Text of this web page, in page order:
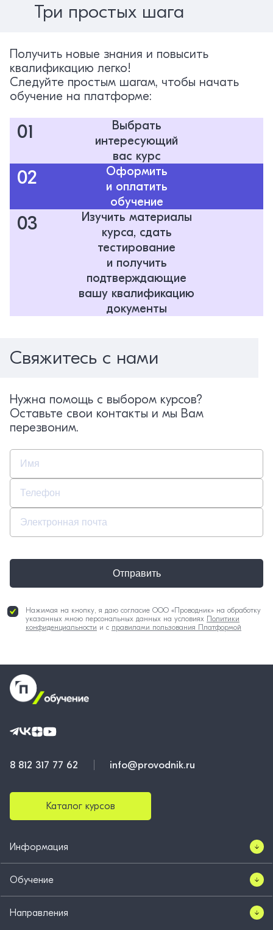
Три простых шага
Получить новые знания и повысить
квалификацию легко!
Следуйте простым шагам, чтобы начать
обучение на платформе:
01
Выбрать
интересующий
вас курс
02
Оформить
и оплатить
обучение
03
Изучить материалы
курса, сдать
тестирование
и получить
подтверждающие
вашу квалификацию
документы
Свяжитесь с нами
Нужна помощь с выбором курсов?
Оставьте свои контакты и мы Вам
перезвоним.
Нажимая на кнопку, я даю согласие ООО «Проводник» на обработку
указанных мною персональных данных на условиях Политики
конфиденциальности и с правилами пользования Платформой
Отправить
8 812 317 77 62 info@provodnik.ru
Каталог курсов
Информация
Обучение
Направления